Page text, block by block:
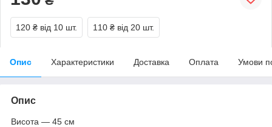
120 ₴ від 10 шт. 110 ₴ від 20 шт.
Опис Характеристики Доставка Оплата Умови
Опис
Висота — 45 см